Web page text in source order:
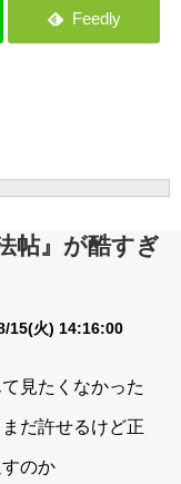
帖』が酷すぎ
15(火) 14:16:00
見たくなかった
だ許せるけど正
のか